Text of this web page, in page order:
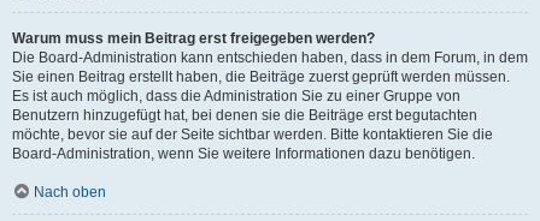
Warum muss mein Beitrag erst freigegeben werden?
Die Board-Administration kann entschieden haben, dass in dem Forum, in dem
Sie einen Beitrag erstellt haben, die Beiträge zuerst geprüft werden müssen.
Es ist auch möglich, dass die Administration Sie zu einer Gruppe von
Benutzern hinzugefügt hat, bei denen sie die Beiträge erst begutachten
möchte, bevor sie auf der Seite sichtbar werden. Bitte kontaktieren Sie die
Board-Administration, wenn Sie weitere Informationen dazu benötigen.
Nach oben